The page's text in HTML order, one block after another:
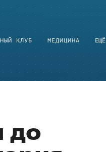
ЕЩЁ
КЛУБ МЕДИЦИНА
до